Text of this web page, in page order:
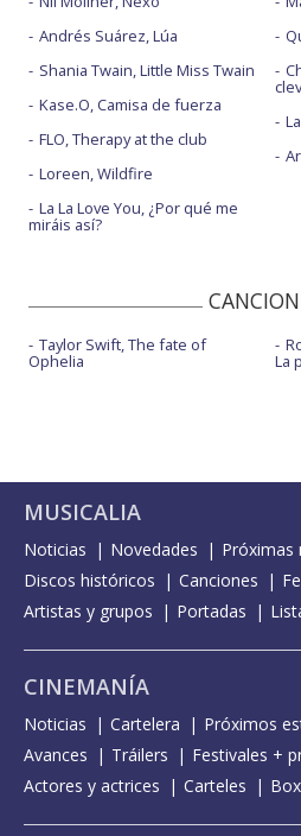
Andrés Suárez, Lúa
Shania Twain, Little Miss Twain
Kase.O, Camisa de fuerza
FLO, Therapy at the club
Loreen, Wildfire
La La Love You, ¿Por qué me
miráis así?
Taylor Swift, The fate of
Ophelia La
MUSICALIA
Noticias Novedades
Próximas
Discos históricos
Canciones
Artistas y grupos
Portadas
CINEMANÍA
Noticias Cartelera Próximos
Avances
Tráilers
Festivales +
Actores y actrices
Carteles